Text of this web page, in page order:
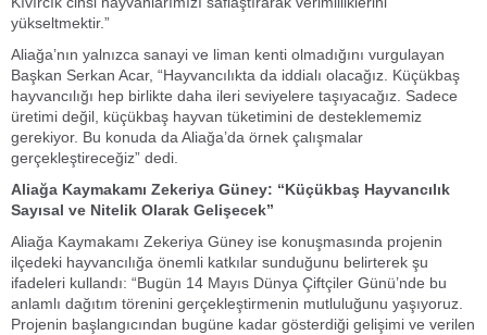
yükseltmektir.”
Aliağa’nın yalnızca sanayi ve liman kenti olmadığını vurgulayan
Başkan Serkan Acar, “Hayvancılıkta da iddialı olacağız. Küçükbaş
hayvancılığı hep birlikte daha ileri seviyelere taşıyacağız. Sadece
üretimi değil, küçükbaş hayvan tüketimini de desteklememiz
gerekiyor. Bu konuda da Aliağa’da örnek çalışmalar
gerçekleştireceğiz” dedi.
Aliağa Kaymakamı Zekeriya Güney: “Küçükbaş Hayvancılık
Sayısal ve Nitelik Olarak Gelişecek”
Aliağa Kaymakamı Zekeriya Güney ise konuşmasında projenin
ilçedeki hayvancılığa önemli katkılar sunduğunu belirterek şu
ifadeleri kullandı: “Bugün 14 Mayıs Dünya Çiftçiler Günü’nde bu
anlamlı dağıtım törenini gerçekleştirmenin mutluluğunu yaşıyoruz.
Projenin başlangıcından bugüne kadar gösterdiği gelişimi ve verilen